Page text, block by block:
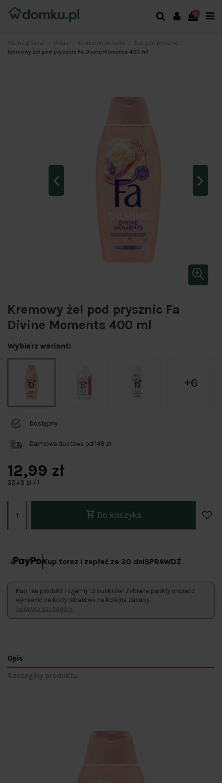
Strona główna Uroda Kosmetyki do ciała
Żele pod prysznic
Kremowy żel pod prysznic Fa Divine Moments 400 ml
Kremowy żel pod prysznic Fa
Divine Moments 400 ml
Wybierz wariant:
6
Dostępny
Darmowa dostawa od 149 zł
12,99 zł
32,48 zł / l
Do koszyka
Kup teraz i zapłać za 30 dniSPRAWDŹ
Kup ten produkt i zgarnij 1.3 punktów! Zebrane punkty możesz
wymienić na kody rabatowe na kolejne zakupy.
Sprawdź szczegóły.
Opis
Szczegóły produktu